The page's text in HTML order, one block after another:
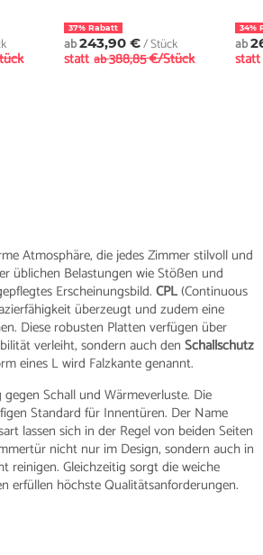
37% Rabatt
ab243,90 €/ Stück
statt ab388,85 €/Stück
34%
ab
statt
Atmosphäre, die jedes Zimmer stilvoll und
üblichen Belastungen wie Stößen und
Erscheinungsbild.CPL(Continuous
überzeugt und zudem eine
Diese robusten Platten verfügen über
verleiht, sondern auch denSchallschutz
eines L wird Falzkante genannt.
Schall und Wärmeverluste. Die
Standard für Innentüren. Der Name
lassen sich in der Regel von beiden Seiten
nicht nur im Design, sondern auch in
reinigen. Gleichzeitig sorgt die weiche
erfüllen höchste Qualitätsanforderungen.